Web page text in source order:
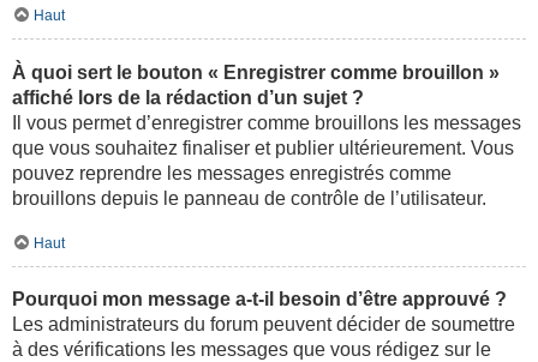
Haut
À quoi sert le bouton « Enregistrer comme brouillon »
affiché lors de la rédaction d’un sujet ?
Il vous permet d’enregistrer comme brouillons les messages
que vous souhaitez finaliser et publier ultérieurement. Vous
pouvez reprendre les messages enregistrés comme
brouillons depuis le panneau de contrôle de l’utilisateur.
Haut
Pourquoi mon message a-t-il besoin d’être approuvé ?
Les administrateurs du forum peuvent décider de soumettre
à des vérifications les messages que vous rédigez sur le